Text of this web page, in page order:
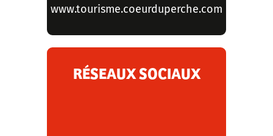
www.tourisme.coeurduperche.com
RÉSEAUX SOCIAUX